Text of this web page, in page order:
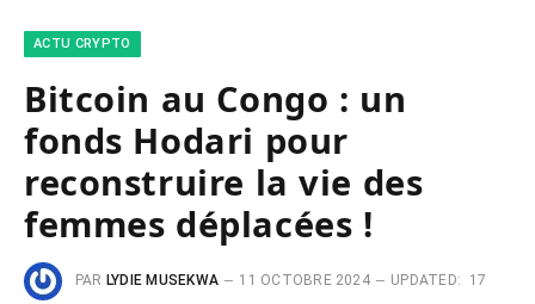
ACTU CRYPTO
Bitcoin au Congo : un
fonds Hodari pour
reconstruire la vie des
femmes déplacées !
PAR LYDIE MUSEKWA 11 OCTOBRE 2024 UPDATED:
17